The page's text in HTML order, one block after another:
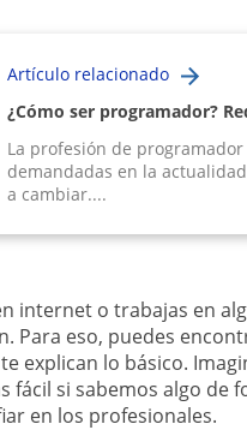
Artículo relacionado
¿Cómo ser programador?
La profesión de
demandadas en la
a cambiar....
internet o trabajas en
Para eso, puedes
explican lo básico.
fácil si sabemos algo
en los profesionales.